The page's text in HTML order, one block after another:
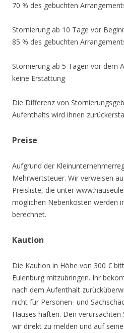
70 % des gebuchten
Stornierung ab 10 Tage vor
85 % des gebuchten
Stornierung ab 5 Tagen vor dem
keine Erstattung
Die Differenz von
Aufenthalts wird ihnen
Preise
Aufgrund der
Mehrwertsteuer. Wir verweisen
Preisliste, die unter
möglichen Nebenkosten werden
berechnet.
Kaution
Die Kaution in Höhe von 300 €
Eulenburg mitzubringen. Ihr
nach dem Aufenthalt
nicht für Personen- und
Hauses haften. Den
wir direkt zu melden und auf